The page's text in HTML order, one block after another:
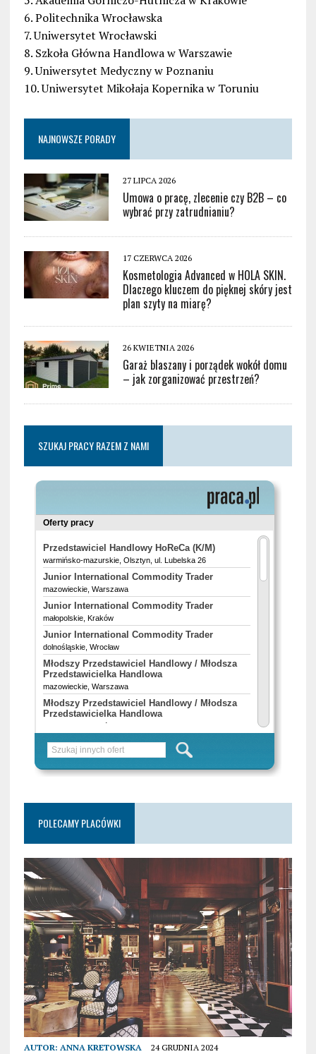
6. Politechnika Wrocławska
7. Uniwersytet Wrocławski
8. Szkoła Główna Handlowa w Warszawie
9. Uniwersytet Medyczny w Poznaniu
10. Uniwersytet Mikołaja Kopernika w Toruniu
NAJNOWSZE PORADY
27 LIPCA 2026
Umowa o pracę, zlecenie czy B2B – co
wybrać przy zatrudnianiu?
17 CZERWCA 2026
Kosmetologia Advanced w HOLA SKIN.
Dlaczego kluczem do pięknej skóry jest
plan szyty na miarę?
26 KWIETNIA 2026
Garaż blaszany i porządek wokół domu
– jak zorganizować przestrzeń?
SZUKAJ PRACY RAZEM Z NAMI
POLECAMY PLACÓWKI
AUTOR: ANNA KRETOWSKA 24 GRUDNIA 2024